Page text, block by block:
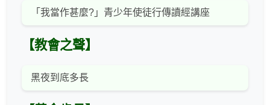
「我當作甚麼?」青少年使徒行傳讀經講座
【教會之聲】
黑夜到底多長